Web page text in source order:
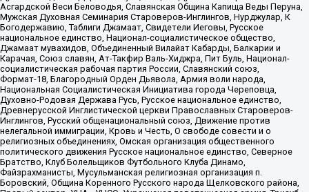
Асгардской Веси Беловодья, Славянская Община Капища Веды Перуна,
Мужская Духовная Семинария Староверов-Инглингов, Нурджулар, К
Богодержавию, Таблиги Джамаат, Свидетели Иеговы, Русское
национальное единство, Национал-социалистическое общество,
Джамаат мувахидов, Объединенный Вилайат Кабарды, Балкарии и
Карачая, Союз славян, Ат-Такфир Валь-Хиджра, Пит Буль, Национал-
социалистическая рабочая партия России, Славянский союз,
Формат-18, Благородный Орден Дьявола, Армия воли народа,
Национальная Социалистическая Инициатива города Череповца,
Духовно-Родовая Держава Русь, Русское национальное единство,
Древнерусской Инглистической церкви Православных Староверов-
Инглингов, Русский общенациональный союз, Движение против
нелегальной иммиграции, Кровь и Честь, О свободе совести и о
религиозных объединениях, Омская организация общественного
политического движения Русское национальное единство, Северное
Братство, Клуб Болельщиков Футбольного Клуба Динамо,
Файзрахманисты, Мусульманская религиозная организация п.
Боровский, Община Коренного Русского народа Щелковского района,